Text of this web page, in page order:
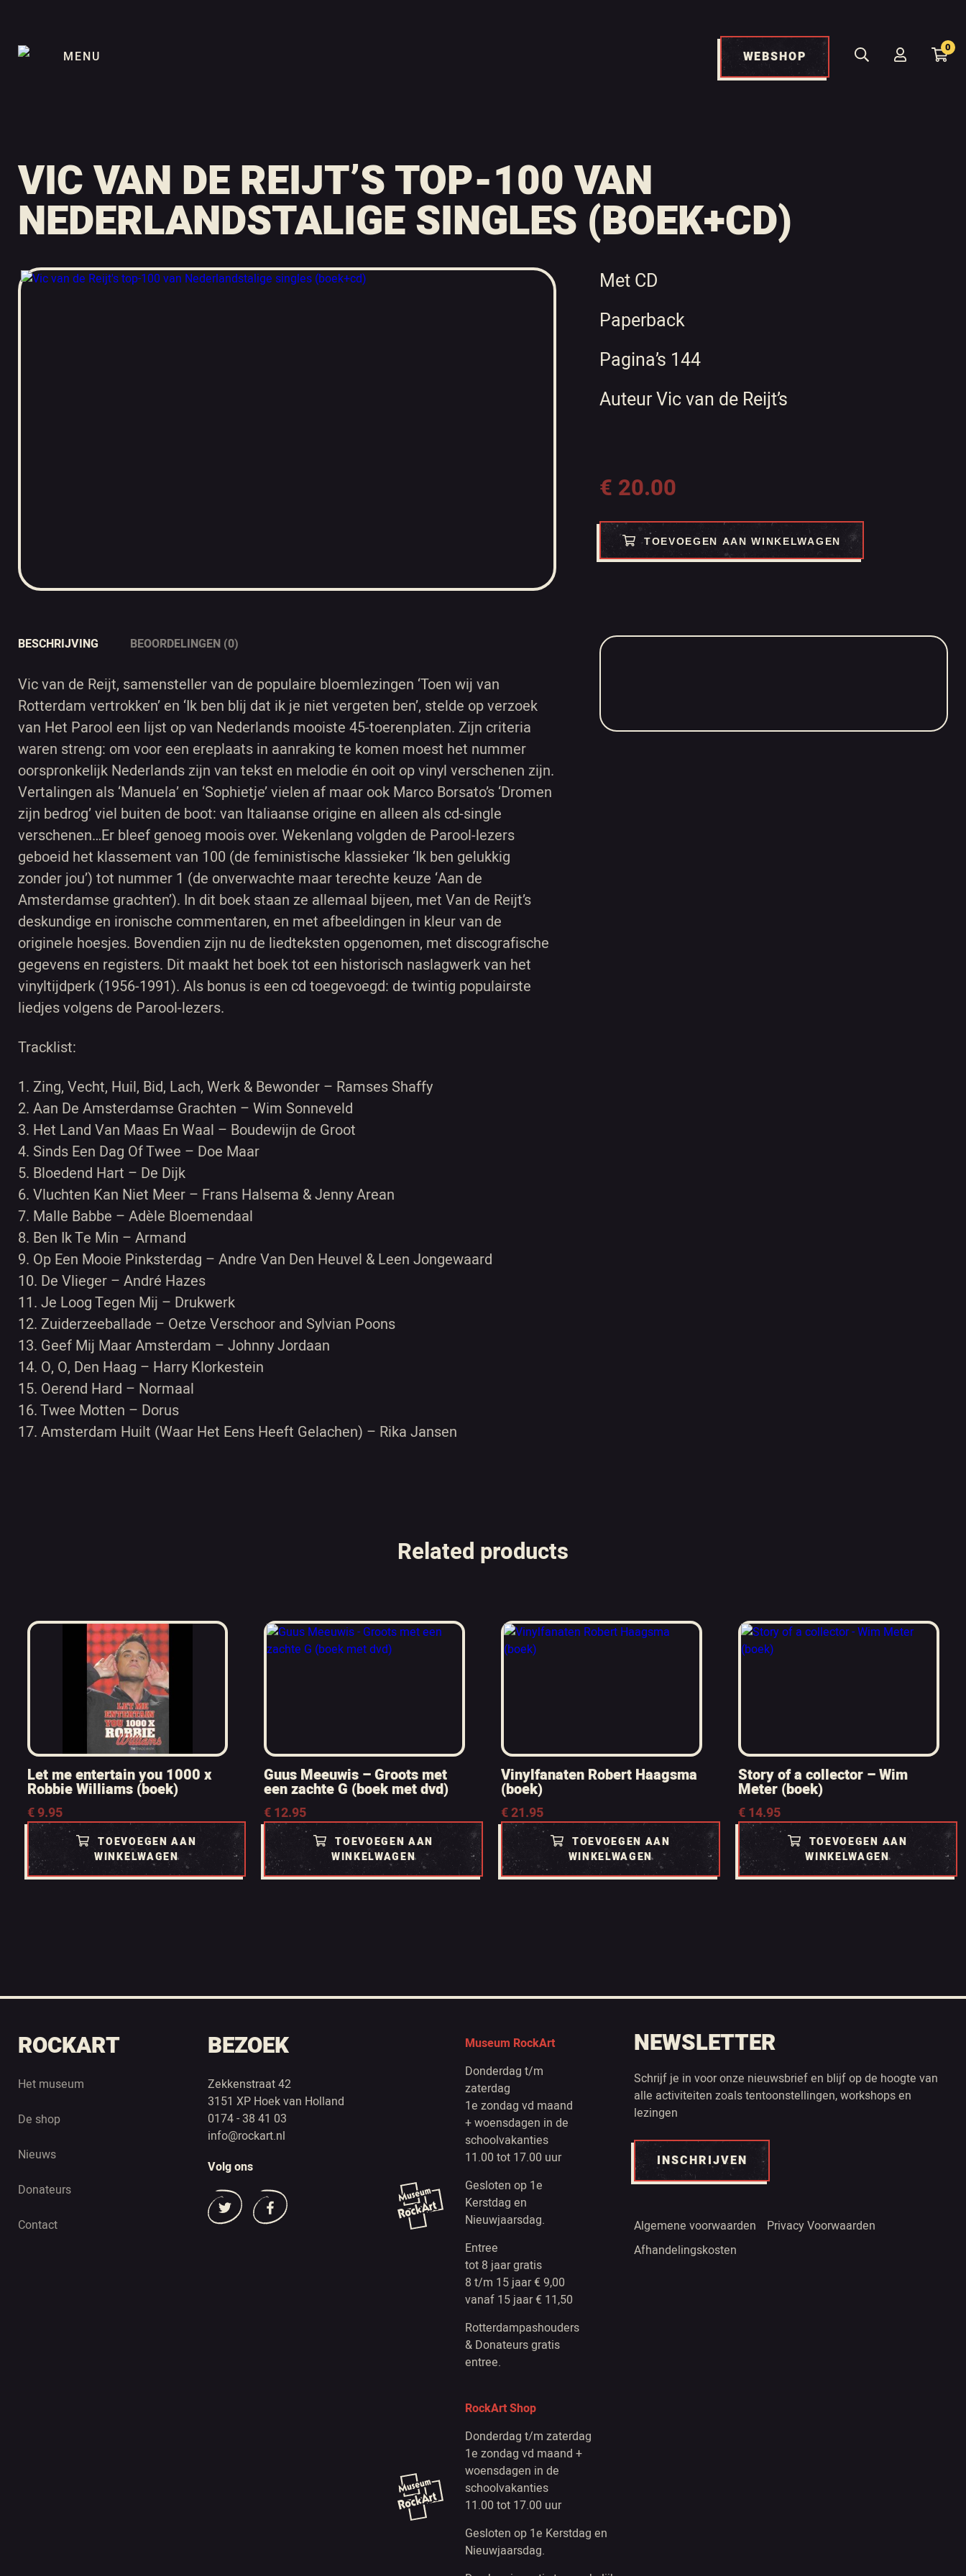
MENU WEBSHOP
0
VIC VAN DE REIJT’S TOP-100 VAN
NEDERLANDSTALIGE SINGLES (BOEK+CD)
Met CD
Paperback
Pagina’s 144
Auteur Vic van de Reijt’s
€ 20.00
TOEVOEGEN AAN WINKELWAGEN
BESCHRIJVING BEOORDELINGEN (0)
Vic van de Reijt, samensteller van de populaire bloemlezingen ‘Toen wij van
Rotterdam vertrokken’ en ‘Ik ben blij dat ik je niet vergeten ben’, stelde op verzoek
van Het Parool een lijst op van Nederlands mooiste 45-toerenplaten. Zijn criteria
waren streng: om voor een ereplaats in aanraking te komen moest het nummer
oorspronkelijk Nederlands zijn van tekst en melodie én ooit op vinyl verschenen zijn.
Vertalingen als ‘Manuela’ en ‘Sophietje’ vielen af maar ook Marco Borsato’s ‘Dromen
zijn bedrog’ viel buiten de boot: van Italiaanse origine en alleen als cd-single
verschenen…Er bleef genoeg moois over. Wekenlang volgden de Parool-lezers
geboeid het klassement van 100 (de feministische klassieker ‘Ik ben gelukkig
zonder jou’) tot nummer 1 (de onverwachte maar terechte keuze ‘Aan de
Amsterdamse grachten’). In dit boek staan ze allemaal bijeen, met Van de Reijt’s
deskundige en ironische commentaren, en met afbeeldingen in kleur van de
originele hoesjes. Bovendien zijn nu de liedteksten opgenomen, met discografische
gegevens en registers. Dit maakt het boek tot een historisch naslagwerk van het
vinyltijdperk (1956-1991). Als bonus is een cd toegevoegd: de twintig populairste
liedjes volgens de Parool-lezers.
Tracklist:
1. Zing, Vecht, Huil, Bid, Lach, Werk & Bewonder – Ramses Shaffy
2. Aan De Amsterdamse Grachten – Wim Sonneveld
3. Het Land Van Maas En Waal – Boudewijn de Groot
4. Sinds Een Dag Of Twee – Doe Maar
5. Bloedend Hart – De Dijk
6. Vluchten Kan Niet Meer – Frans Halsema & Jenny Arean
7. Malle Babbe – Adèle Bloemendaal
8. Ben Ik Te Min – Armand
9. Op Een Mooie Pinksterdag – Andre Van Den Heuvel & Leen Jongewaard
10. De Vlieger – André Hazes
11. Je Loog Tegen Mij – Drukwerk
12. Zuiderzeeballade – Oetze Verschoor and Sylvian Poons
13. Geef Mij Maar Amsterdam – Johnny Jordaan
14. O, O, Den Haag – Harry Klorkestein
15. Oerend Hard – Normaal
16. Twee Motten – Dorus
17. Amsterdam Huilt (Waar Het Eens Heeft Gelachen) – Rika Jansen
Related products
Let me entertain you 1000 x
Robbie Williams (boek)
€9.95
TOEVOEGEN AAN
WINKELWAGEN
Guus Meeuwis – Groots met
een zachte G (boek met dvd)
€12.95
TOEVOEGEN AAN
WINKELWAGEN
Vinylfanaten Robert Haagsma
(boek)
€21.95
TOEVOEGEN AAN
WINKELWAGEN
Story of a collector – Wim
Meter (boek)
€14.95
TOEVOEGEN AAN
WINKELWAGEN
ROCKART
Het museum
De shop
Nieuws
Donateurs
Contact
BEZOEK
Zekkenstraat 42
3151 XP Hoek van Holland
0174 - 38 41 03
info@rockart.nl
Volg ons
Museum RockArt
Donderdag t/m
zaterdag
1e zondag vd maand
+ woensdagen in de
schoolvakanties
11.00 tot 17.00 uur
Gesloten op 1e
Kerstdag en
Nieuwjaarsdag.
Entree
tot 8 jaar gratis
8 t/m 15 jaar € 9,00
vanaf 15 jaar € 11,50
Rotterdampashouders
& Donateurs gratis
entree.
RockArt Shop
Donderdag t/m zaterdag
1e zondag vd maand +
woensdagen in de
schoolvakanties
11.00 tot 17.00 uur
Gesloten op 1e Kerstdag en
Nieuwjaarsdag.
NEWSLETTER
Schrijf je in voor onze nieuwsbrief en blijf op de hoogte van
alle activiteiten zoals tentoonstellingen, workshops en
lezingen
INSCHRIJVEN
Algemene voorwaarden
Privacy Voorwaarden
Afhandelingskosten